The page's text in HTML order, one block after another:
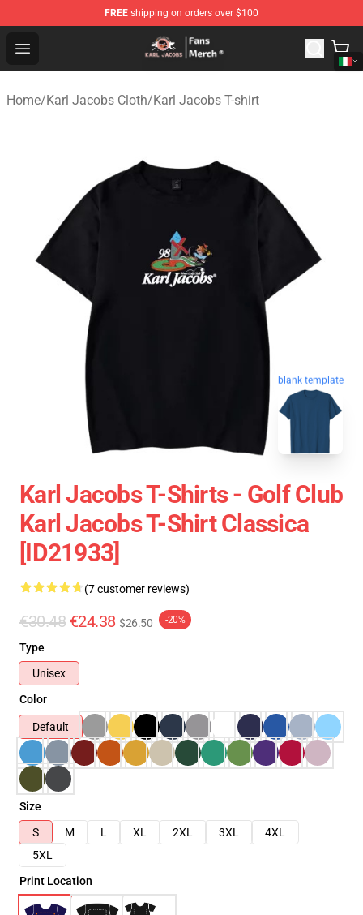
FREE shipping on orders over $100
Open menu
Karl Jacobs Store - Official Karl Jacobs Merchandise
Home/Karl Jacobs Cloth/Karl Jacobs T-shirt
blank template
Karl Jacobs T-Shirts - Golf Club
Karl Jacobs T-Shirt Classica
[ID21933]
(7 customer reviews)
€30.48 €24.38 $26.50 -20%
Type
Unisex
Color
Default
Size
S
M L XL 2XL 3XL
4XL
5XL
Print Location